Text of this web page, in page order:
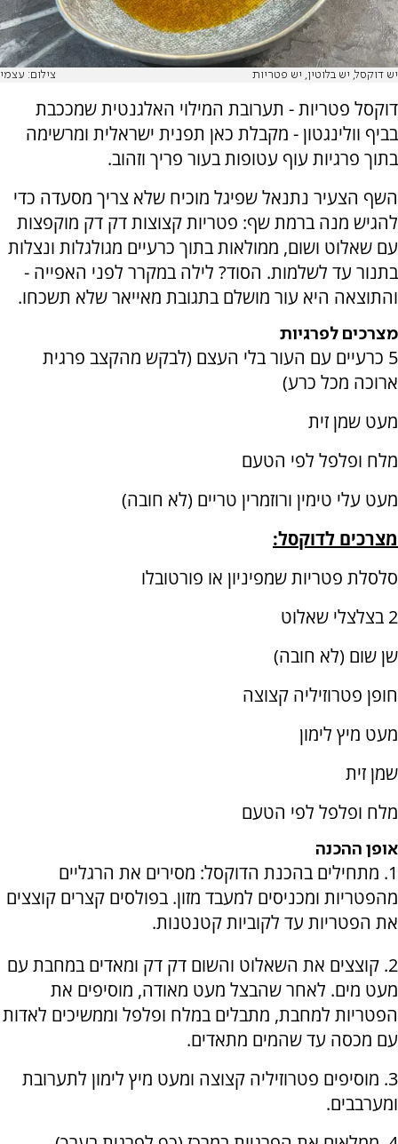
יש דוקסל, יש בלוטין, יש פטריות צילום: עצמי
דוקסל פטריות - תערובת המילוי האלגנטית שמככבת
בביף וולינגטון - מקבלת כאן תפנית ישראלית ומרשימה
בתוך פרגיות עוף עטופות בעור פריך וזהוב.
השף הצעיר נתנאל שפיגל מוכיח שלא צריך מסעדה כדי
להגיש מנה ברמת שף: פטריות קצוצות דק דק מוקפצות
עם שאלוט ושום, ממולאות בתוך כרעיים מגולגלות ונצלות
בתנור עד לשלמות. הסוד? לילה במקרר לפני האפייה -
והתוצאה היא עור מושלם בתגובת מאייאר שלא תשכחו.
מצרכים לפרגיות
5 כרעיים עם העור בלי העצם (לבקש מהקצב פרגית
ארוכה מכל כרע)
מעט שמן זית
מלח ופלפל לפי הטעם
מעט עלי טימין ורוזמרין טריים (לא חובה)
מצרכים לדוקסל:
סלסלת פטריות שמפיניון או פורטובלו
2 בצלצלי שאלוט
שן שום (לא חובה)
חופן פטרוזיליה קצוצה
מעט מיץ לימון
שמן זית
מלח ופלפל לפי הטעם
אופן ההכנה
1. מתחילים בהכנת הדוקסל: מסירים את הרגליים
מהפטריות ומכניסים למעבד מזון. בפולסים קצרים קוצצים
את הפטריות עד לקוביות קטנטנות.
2. קוצצים את השאלוט והשום דק דק ומאדים במחבת עם
מעט מים. לאחר שהבצל מעט מאודה, מוסיפים את
הפטריות למחבת, מתבלים במלח ופלפל וממשיכים לאדות
עם מכסה עד שהמים מתאדים.
3. מוסיפים פטרוזיליה קצוצה ומעט מיץ לימון לתערובת
ומערבבים.